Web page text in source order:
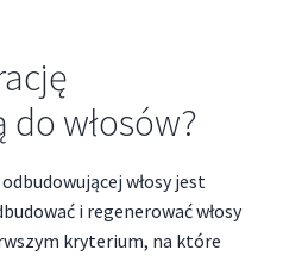
włosów?
włosy jest
i regenerować włosy
kryterium, na które